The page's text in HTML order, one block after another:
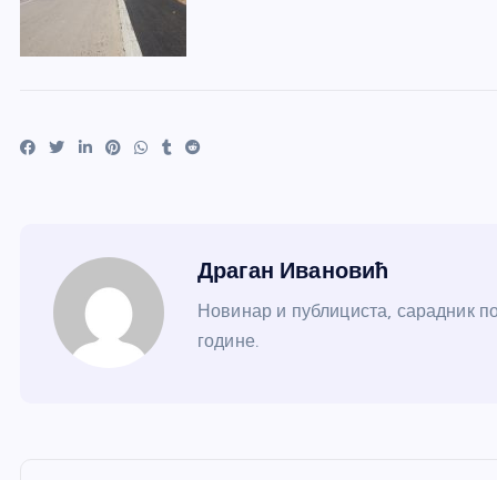
Драган Ивановић
Новинар и публициста, сарадник
године.